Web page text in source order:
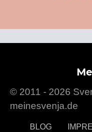
BLOG
© 2011 - 2026
meinesvenja.de